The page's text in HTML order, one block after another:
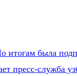
итогам была
пресс-служба